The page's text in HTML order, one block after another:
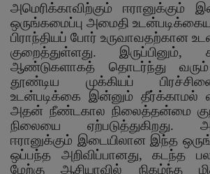
அமெரிக்காவிற்கும் ஈரானுக்கும்
ஒருங்கமைப்பு அமைதி
பிராந்தியப் போர் உருவாவதற்கான
குறைத்துள்ளது. இருப்பினும்,
ஆண்டுகளாகத் தொடர்ந்து
தூண்டிய முக்கியப்
உடன்படிக்கை இன்னும் தீர்க்காமல்
அதன் நீண்டகால நிலைத்தன்மை
நிலையை ஏற்படுத்துகிறது.
ஈரானுக்கும் இடையிலான இந்த
ஒப்பந்த அறிவிப்பானது, கடந்த
மேற்கு ஆசியாவில் நிகழ்ந்த